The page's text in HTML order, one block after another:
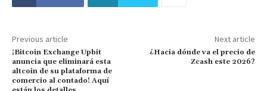
Previous article
¡Bitcoin Exchange Upbit
anuncia que eliminará esta
altcoin de su plataforma de
comercio al contado! Aquí
Next article
¿Hacia dónde va el precio de
Zcash este 2026?